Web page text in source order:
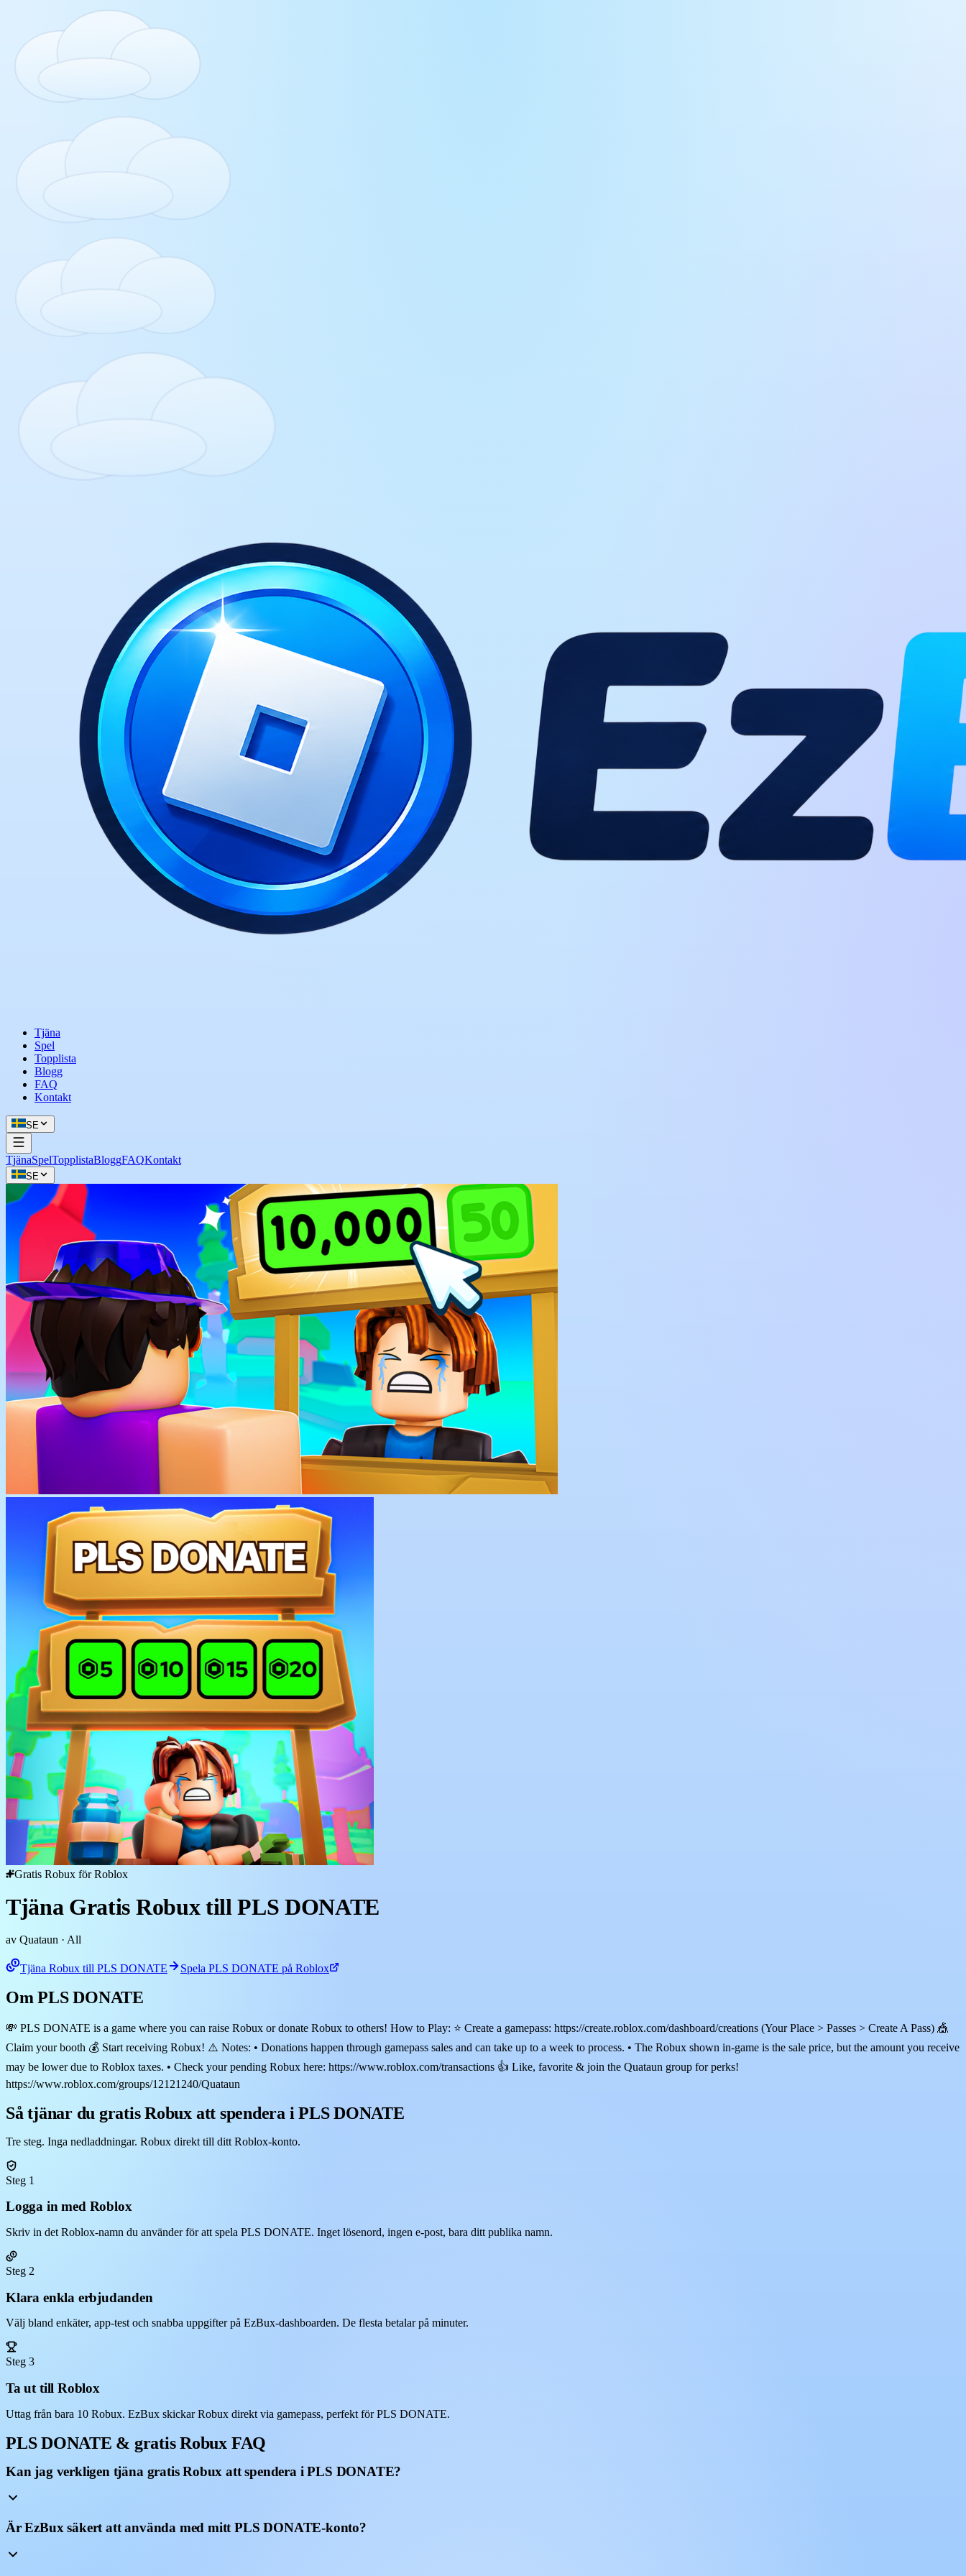
Tjäna
Spel
Topplista
Blogg
FAQ
Kontakt
SE
TjänaSpelTopplistaBloggFAQKontakt
SE
Gratis Robux för Roblox
Tjäna Gratis Robux till PLS DONATE
av Quataun · All
Tjäna Robux till PLS DONATE Spela PLS DONATE på Roblox
Om PLS DONATE
💸 PLS DONATE is a game where you can raise Robux or donate Robux to others! How to Play: ⭐ Create a gamepass: https://create.roblox.com/dashboard/creations (Your Place > Passes > Create A Pass) 🎪
Claim your booth 💰 Start receiving Robux! ⚠️ Notes: • Donations happen through gamepass sales and can take up to a week to process. • The Robux shown in-game is the sale price, but the amount you receive
may be lower due to Roblox taxes. • Check your pending Robux here: https://www.roblox.com/transactions 👍 Like, favorite & join the Quataun group for perks!
https://www.roblox.com/groups/12121240/Quataun
Så tjänar du gratis Robux att spendera i PLS DONATE
Tre steg. Inga nedladdningar. Robux direkt till ditt Roblox-konto.
Steg 1
Logga in med Roblox
Skriv in det Roblox-namn du använder för att spela PLS DONATE. Inget lösenord, ingen e-post, bara ditt publika namn.
Steg 2
Klara enkla erbjudanden
Välj bland enkäter, app-test och snabba uppgifter på EzBux-dashboarden. De flesta betalar på minuter.
Steg 3
Ta ut till Roblox
Uttag från bara 10 Robux. EzBux skickar Robux direkt via gamepass, perfekt för PLS DONATE.
PLS DONATE & gratis Robux FAQ
Kan jag verkligen tjäna gratis Robux att spendera i PLS DONATE?
Är EzBux säkert att använda med mitt PLS DONATE-konto?